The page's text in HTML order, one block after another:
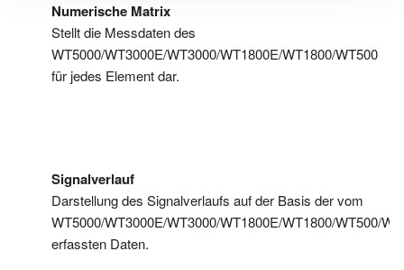
Numerische Matrix
Stellt die Messdaten des
WT5000/WT3000E/WT3000/WT1800E/WT1800/WT500
für jedes Element dar.
Signalverlauf
Darstellung des Signalverlaufs auf der Basis der vom
WT5000/WT3000E/WT3000/WT1800E/WT1800/WT500/
erfassten Daten.